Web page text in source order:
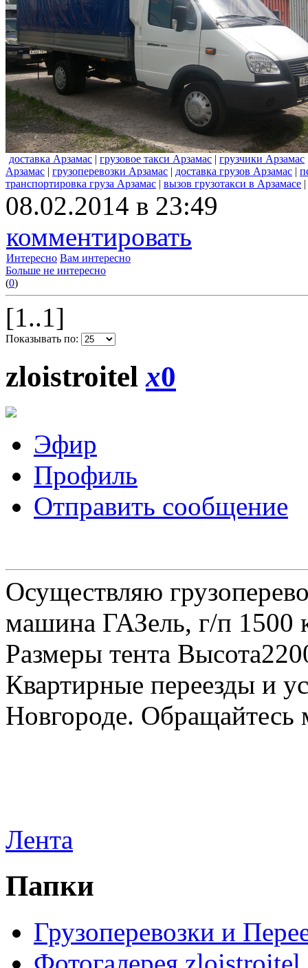
доставка Арзамас | грузовое такси Арзамас | грузчики Арзамас
Арзамас | грузоперевозки Арзамас | доставка грузов Арзамас |
транспортировка груза Арзамас | вызов грузотакси в Арзамасе |
08.02.2014 в 23:49
комментировать
Интересно Вам интересно
Больше не интересно
(0)
[1..1]
Показывать по:
zloistroitelx0
Эфир
Профиль
Отправить сообщение
Осуществляю
машина ГАЗель, г/п 1500
Размеры тента
Квартирные переезды и
Новгороде.
Лента
Папки
Грузоперевозки и